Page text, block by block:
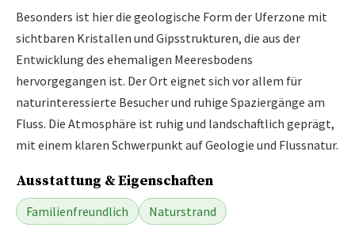
Besonders ist hier die geologische Form der Uferzone mit
sichtbaren Kristallen und Gipsstrukturen, die aus der
Entwicklung des ehemaligen Meeresbodens
hervorgegangen ist. Der Ort eignet sich vor allem für
naturinteressierte Besucher und ruhige Spaziergänge am
Fluss. Die Atmosphäre ist ruhig und landschaftlich geprägt,
mit einem klaren Schwerpunkt auf Geologie und Flussnatur.
Ausstattung & Eigenschaften
Familienfreundlich Naturstrand